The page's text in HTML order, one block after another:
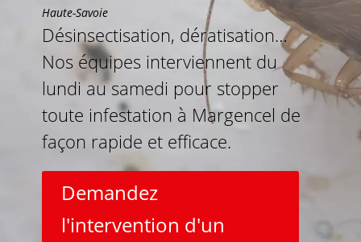
Haute-Savoie
Désinsectisation, dératisation…
Nos équipes interviennent du
lundi au samedi pour stopper
toute infestation à Margencel de
façon rapide et efficace.
Demandez
l'intervention d'un